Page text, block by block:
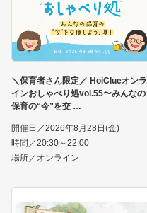
＼保育者さん限定／ HoiClueオンラ
インおしゃべり処vol.55〜みんなの
保育の“今”を交
開催日／2026年8月28日(金)
時間／20:30～22:00
場所／オンライン